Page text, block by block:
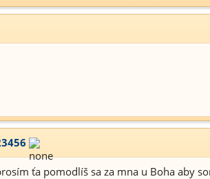
ťa pomodlíš sa za mna u Boha aby